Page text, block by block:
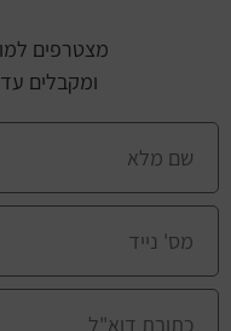
מצטרפים
ומקבלים